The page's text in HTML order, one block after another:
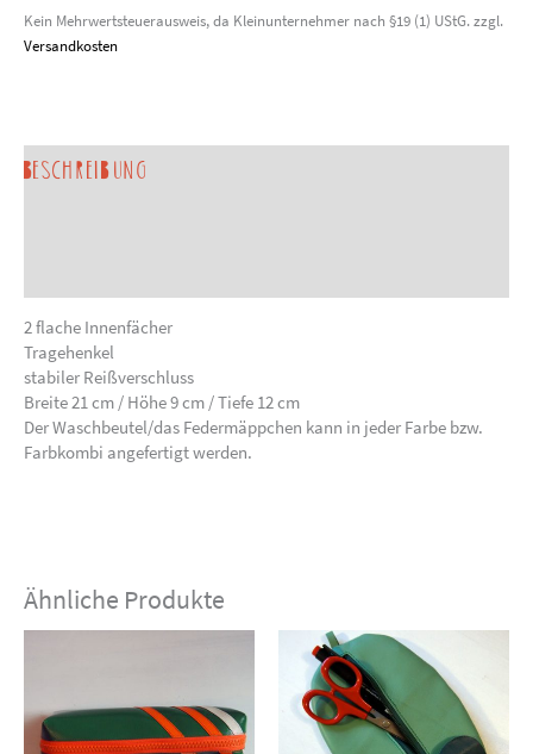
wilden
Kreisen
Kein Mehrwertsteuerausweis, da Kleinunternehmer nach §19 (1) UStG.zzgl.
Versandkosten
Beschreibung
2 flache Innenfächer
Tragehenkel
stabiler Reißverschluss
Breite 21 cm / Höhe 9 cm / Tiefe 12 cm
Der Waschbeutel/das Federmäppchen kann in jeder Farbe bzw.
Farbkombi angefertigt werden.
Ähnliche Produkte